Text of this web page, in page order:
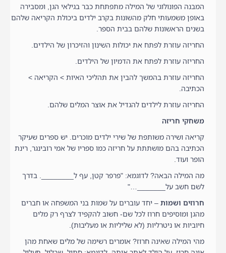
המבנה הפונולוגי של המילה מתפתחת כבר בגילאי הגן, ומסבירה
באופן משמעותי חלק מהשונות בקרב ילדים ביכולת הקריאה שלהם
בשנים הראשונות שלהם בבית הספר.
החריזה עוזרת לפתח את יכולות השינון והזיכרון של הילדים.
החריזה עוזרת לפתח את הדמיון של הילדים.
החריזה עוזרת בהמשך להבין את תהליכי האיות > הקריאה >
הכתיבה.
החריזה עוזרת לילדים להגדיל את אוצר המלים שלהם.
משחקי חריזה
קריאה ושירה משותפת של שירי ילדים מוכרים. יש ספרים שעיקר
הכתיבה בהם מושתתת על חריזה כמו ספריו של אמי רובינגר, רינת
הופר ועוד.
מה המילה הבאה? לדוגמא: "פרפר קטן, עף ל________. בדרך
לשם חשב על_______…"
חרוזים ושמות– יחד עוברים על שמות בני המשפחה או חברים
מהגן ומוסיפים חרוז לכל שם- חשוב להקפיד לצרף רק מלים
חיוביות או ניטרליות (לא שליליות או מעליבות).
מהי המילה שאינה חרוז? אומרים רשימה של מלים שאחת מהן